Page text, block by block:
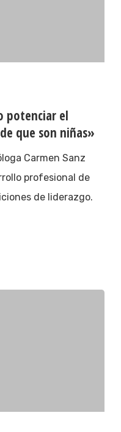
potenciar el
que son niñas»
Carmen Sanz
profesional de
de liderazgo.